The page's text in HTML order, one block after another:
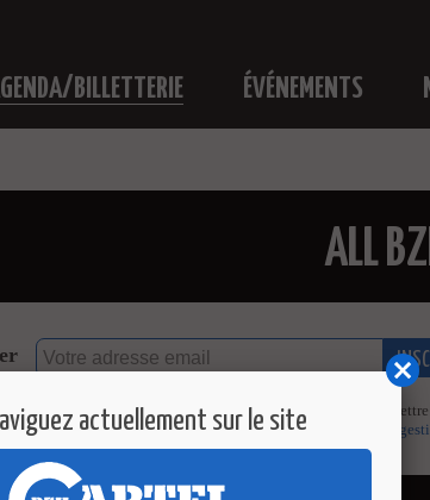
BILLETTERIE ÉVÉNEMENTS
ALL
dans ce formulaire pour permettre la gestion et l'envoi de sa
et pour exercer vos droits, reportez-vous à la
politique de
actuellement sur le site